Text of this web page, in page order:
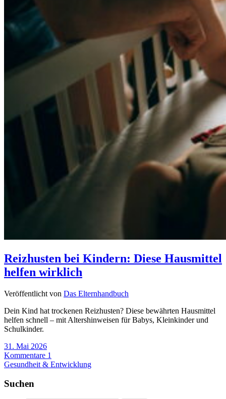
Reizhusten bei Kindern: Diese Hausmittel
helfen wirklich
Veröffentlicht von Das Elternhandbuch
Dein Kind hat trockenen Reizhusten? Diese bewährten Hausmittel
helfen schnell – mit Altershinweisen für Babys, Kleinkinder und
Schulkinder.
31. Mai 2026
Kommentare 1
Gesundheit & Entwicklung
Suchen